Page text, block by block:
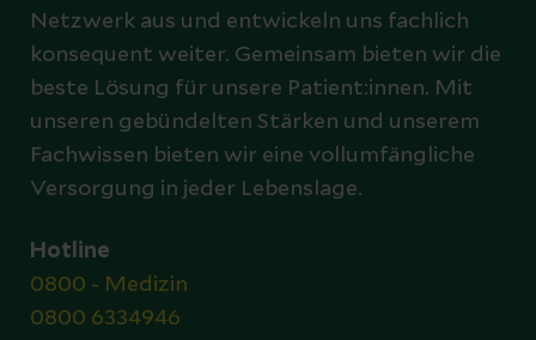
Netzwerk aus und entwickeln uns fachlich
konsequent weiter. Gemeinsam bieten wir die
beste Lösung für unsere Patient:innen. Mit
unseren gebündelten Stärken und unserem
Fachwissen bieten wir eine vollumfängliche
Versorgung in jeder Lebenslage.
Hotline
0800 - Medizin
0800 6334946